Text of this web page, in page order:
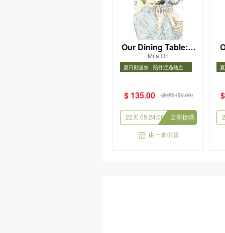
Our Dining Table: S
econds, Please! Vol.
2
Mita Ori
夏日動漫祭 - 陪伴渡過熱血假
$ 135.00 (原價$150.00)
22天 05:23:59 立即搶購
由一本供貨